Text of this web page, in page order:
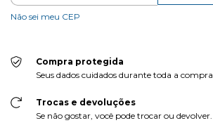
Não sei meu CEP
Compra protegida
Seus dados cuidados durante toda a compra.
Trocas e devoluções
Se não gostar, você pode trocar ou devolver.